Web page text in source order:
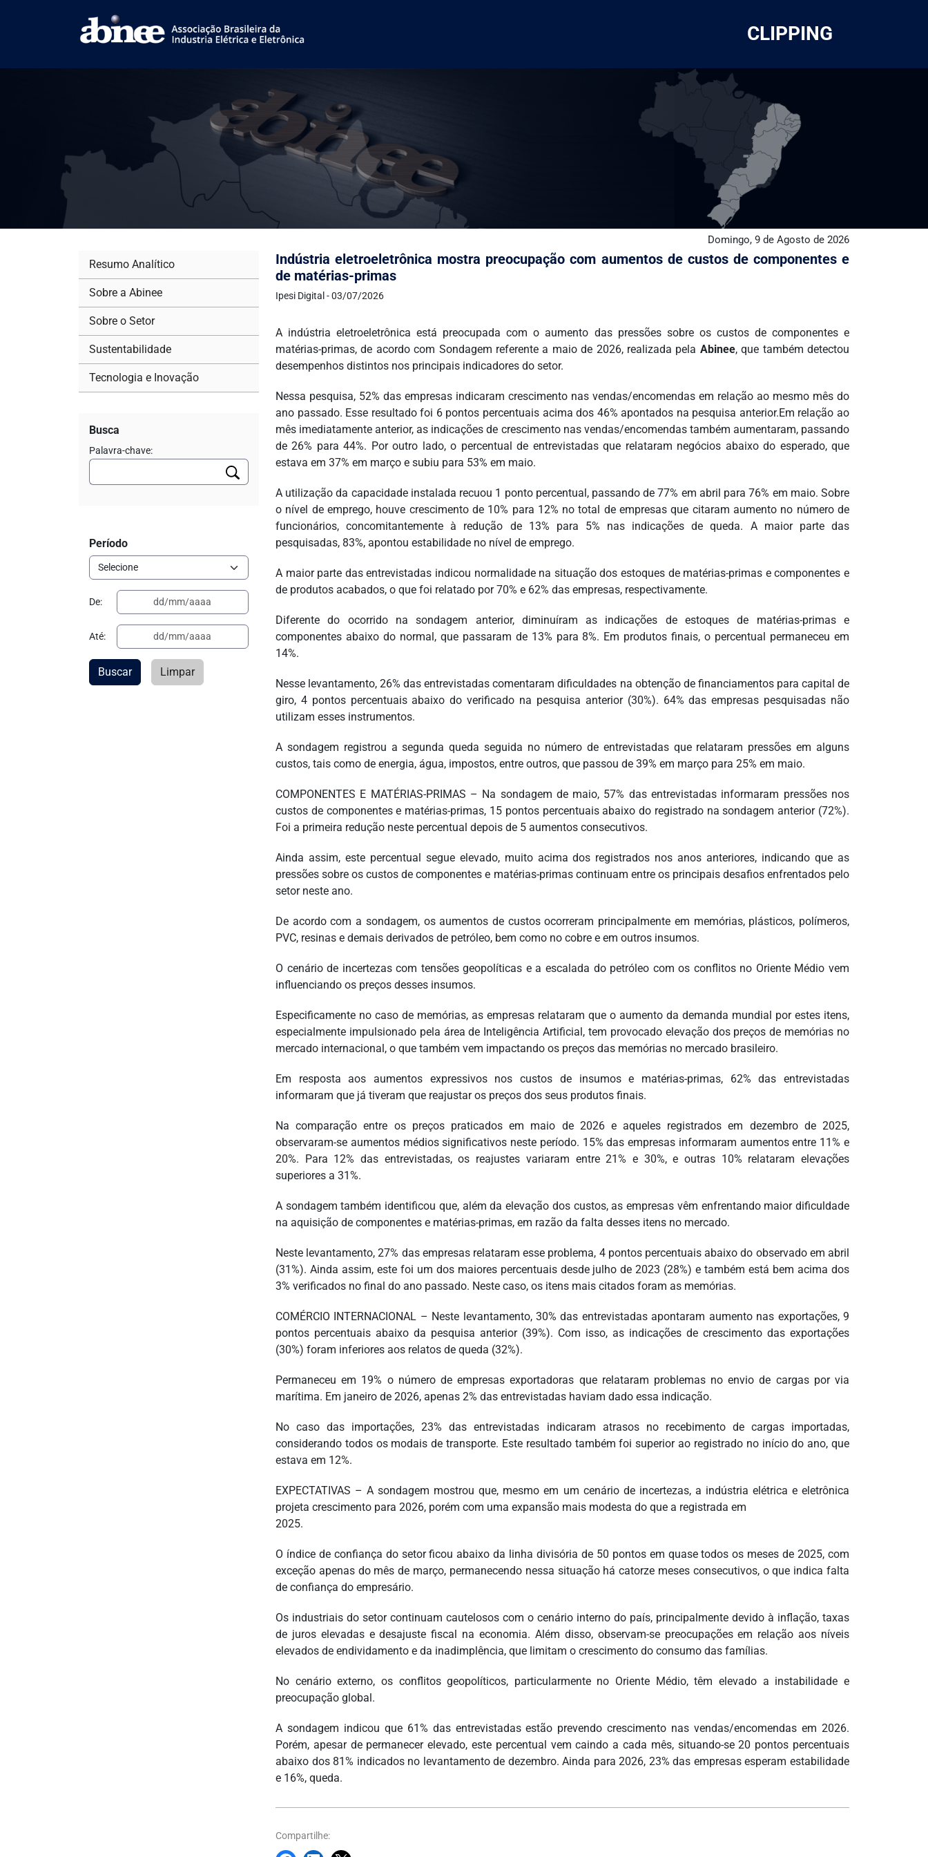
CLIPPING
Domingo, 9 de Agosto de 2026
Indústria eletroeletrônica mostra preocupação com aumentos de custos de componentes e
de matérias-primas
Ipesi Digital - 03/07/2026
A indústria eletroeletrônica está preocupada com o aumento das pressões sobre os custos de componentes e
matérias-primas, de acordo com Sondagem referente a maio de 2026, realizada pela Abinee, que também detectou
desempenhos distintos nos principais indicadores do setor.
Nessa pesquisa, 52% das empresas indicaram crescimento nas vendas/encomendas em relação ao mesmo mês do
ano passado. Esse resultado foi 6 pontos percentuais acima dos 46% apontados na pesquisa anterior.Em relação ao
mês imediatamente anterior, as indicações de crescimento nas vendas/encomendas também aumentaram, passando
de 26% para 44%. Por outro lado, o percentual de entrevistadas que relataram negócios abaixo do esperado, que
estava em 37% em março e subiu para 53% em maio.
A utilização da capacidade instalada recuou 1 ponto percentual, passando de 77% em abril para 76% em maio. Sobre
o nível de emprego, houve crescimento de 10% para 12% no total de empresas que citaram aumento no número de
funcionários, concomitantemente à redução de 13% para 5% nas indicações de queda. A maior parte das
pesquisadas, 83%, apontou estabilidade no nível de emprego.
A maior parte das entrevistadas indicou normalidade na situação dos estoques de matérias-primas e componentes e
de produtos acabados, o que foi relatado por 70% e 62% das empresas, respectivamente.
Diferente do ocorrido na sondagem anterior, diminuíram as indicações de estoques de matérias-primas e
componentes abaixo do normal, que passaram de 13% para 8%. Em produtos finais, o percentual permaneceu em
14%.
Nesse levantamento, 26% das entrevistadas comentaram dificuldades na obtenção de financiamentos para capital de
giro, 4 pontos percentuais abaixo do verificado na pesquisa anterior (30%). 64% das empresas pesquisadas não
utilizam esses instrumentos.
A sondagem registrou a segunda queda seguida no número de entrevistadas que relataram pressões em alguns
custos, tais como de energia, água, impostos, entre outros, que passou de 39% em março para 25% em maio.
COMPONENTES E MATÉRIAS-PRIMAS – Na sondagem de maio, 57% das entrevistadas informaram pressões nos
custos de componentes e matérias-primas, 15 pontos percentuais abaixo do registrado na sondagem anterior (72%).
Foi a primeira redução neste percentual depois de 5 aumentos consecutivos.
Ainda assim, este percentual segue elevado, muito acima dos registrados nos anos anteriores, indicando que as
pressões sobre os custos de componentes e matérias-primas continuam entre os principais desafios enfrentados pelo
setor neste ano.
De acordo com a sondagem, os aumentos de custos ocorreram principalmente em memórias, plásticos, polímeros,
PVC, resinas e demais derivados de petróleo, bem como no cobre e em outros insumos.
O cenário de incertezas com tensões geopolíticas e a escalada do petróleo com os conflitos no Oriente Médio vem
influenciando os preços desses insumos.
Especificamente no caso de memórias, as empresas relataram que o aumento da demanda mundial por estes itens,
especialmente impulsionado pela área de Inteligência Artificial, tem provocado elevação dos preços de memórias no
mercado internacional, o que também vem impactando os preços das memórias no mercado brasileiro.
Em resposta aos aumentos expressivos nos custos de insumos e matérias-primas, 62% das entrevistadas
informaram que já tiveram que reajustar os preços dos seus produtos finais.
Na comparação entre os preços praticados em maio de 2026 e aqueles registrados em dezembro de 2025,
observaram-se aumentos médios significativos neste período. 15% das empresas informaram aumentos entre 11% e
20%. Para 12% das entrevistadas, os reajustes variaram entre 21% e 30%, e outras 10% relataram elevações
superiores a 31%.
A sondagem também identificou que, além da elevação dos custos, as empresas vêm enfrentando maior dificuldade
na aquisição de componentes e matérias-primas, em razão da falta desses itens no mercado.
Neste levantamento, 27% das empresas relataram esse problema, 4 pontos percentuais abaixo do observado em abril
(31%). Ainda assim, este foi um dos maiores percentuais desde julho de 2023 (28%) e também está bem acima dos
3% verificados no final do ano passado. Neste caso, os itens mais citados foram as memórias.
COMÉRCIO INTERNACIONAL – Neste levantamento, 30% das entrevistadas apontaram aumento nas exportações, 9
pontos percentuais abaixo da pesquisa anterior (39%). Com isso, as indicações de crescimento das exportações
(30%) foram inferiores aos relatos de queda (32%).
Permaneceu em 19% o número de empresas exportadoras que relataram problemas no envio de cargas por via
marítima. Em janeiro de 2026, apenas 2% das entrevistadas haviam dado essa indicação.
No caso das importações, 23% das entrevistadas indicaram atrasos no recebimento de cargas importadas,
considerando todos os modais de transporte. Este resultado também foi superior ao registrado no início do ano, que
estava em 12%.
EXPECTATIVAS – A sondagem mostrou que, mesmo em um cenário de incertezas, a indústria elétrica e eletrônica
projeta crescimento para 2026, porém com uma expansão mais modesta do que a registrada em
2025.
O índice de confiança do setor ficou abaixo da linha divisória de 50 pontos em quase todos os meses de 2025, com
exceção apenas do mês de março, permanecendo nessa situação há catorze meses consecutivos, o que indica falta
de confiança do empresário.
Os industriais do setor continuam cautelosos com o cenário interno do país, principalmente devido à inflação, taxas
de juros elevadas e desajuste fiscal na economia. Além disso, observam-se preocupações em relação aos níveis
elevados de endividamento e da inadimplência, que limitam o crescimento do consumo das famílias.
No cenário externo, os conflitos geopolíticos, particularmente no Oriente Médio, têm elevado a instabilidade e
preocupação global.
A sondagem indicou que 61% das entrevistadas estão prevendo crescimento nas vendas/encomendas em 2026.
Porém, apesar de permanecer elevado, este percentual vem caindo a cada mês, situando-se 20 pontos percentuais
abaixo dos 81% indicados no levantamento de dezembro. Ainda para 2026, 23% das empresas esperam estabilidade
e 16%, queda.
Compartilhe:
Resumo Analítico
Sobre a Abinee
Sobre o Setor
Sustentabilidade
Tecnologia e Inovação
Busca
Palavra-chave:
Período
De:
Até:
Buscar Limpar